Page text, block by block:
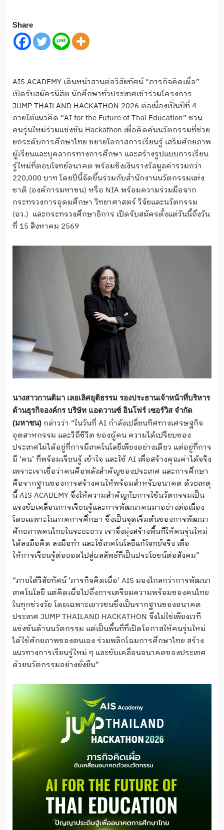
Share
AIS ACADEMY เดินหน้าสานต่อวิสัยทัศน์ “ภารกิจคิดเผื่อ”
เปิดรับสมัครนิสิต นักศึกษาทั่วประเทศเข้าร่วมโครงการ
JUMP THAILAND HACKATHON 2026 ต่อเนื่องเป็นปีที่ 4
ภายใต้แนวคิด “AI for the Future of Thai Education” ชวน
คนรุ่นใหม่ร่วมแข่งขัน Hackathon เพื่อคิดค้นนวัตกรรมที่ช่วย
ยกระดับการศึกษาไทย ขยายโอกาสการเรียนรู้ เสริมศักยภาพ
ผู้เรียนและบุคลากรทางการศึกษา และสร้างรูปแบบการเรียน
รู้ใหม่ที่ตอบโจทย์อนาคต พร้อมชิงเงินรางวัลมูลค่ารวมกว่า
220,000 บาท โดยปีนี้จัดขึ้นร่วมกับสำนักงานนวัตกรรมแห่ง
ชาติ (องค์การมหาชน) หรือ NIA พร้อมความร่วมมือจาก
กระทรวงการอุดมศึกษา วิทยาศาสตร์ วิจัยและนวัตกรรม
(อว.) และกระทรวงศึกษาธิการ เปิดรับสมัครตั้งแต่วันนี้ถึงวัน
ที่ 15 สิงหาคม 2569
นางสาวกานติมา เลอเลิศยุติธรรม รองประธานเจ้าหน้าที่บริหาร
ด้านธุรกิจองค์กร บริษัท แอดวานซ์ อินโฟร์ เซอร์วิส จำกัด
(มหาชน) กล่าวว่า “ในวันที่ AI กำลังเปลี่ยนทิศทางเศรษฐกิจ
อุตสาหกรรม และวิถีชีวิต ของผู้คน ความได้เปรียบของ
ประเทศไม่ได้อยู่ที่การมีเทคโนโลยีเพียงอย่างเดียว แต่อยู่ที่การ
มี ‘คน’ ที่พร้อมเรียนรู้ เข้าใจ และใช้ AI เพื่อสร้างคุณค่าได้จริง
เพราะเราเชื่อว่าคนคือพลังสำคัญของประเทศ และการศึกษา
คือรากฐานของการสร้างคนให้พร้อมสำหรับอนาคต ด้วยเหตุ
นี้ AIS ACADEMY จึงให้ความสำคัญกับการใช้นวัตกรรมเป็น
แรงขับเคลื่อนการเรียนรู้และการพัฒนาคนมาอย่างต่อเนื่อง
โดยเฉพาะในภาคการศึกษา ซึ่งเป็นจุดเริ่มต้นของการพัฒนา
ศักยภาพคนไทยในระยะยาว เราจึงมุ่งสร้างพื้นที่ให้คนรุ่นใหม่
ได้ลงมือคิด ลงมือทำ และใช้เทคโนโลยีแก้โจทย์จริง เพื่อ
ให้การเรียนรู้ต่อยอดไปสู่ผลลัพธ์ที่เป็นประโยชน์ต่อสังคม”
“ภายใต้วิสัยทัศน์ ‘ภารกิจคิดเผื่อ’ AIS มองไกลกว่าการพัฒนา
เทคโนโลยี แต่คิดเผื่อไปถึงการเตรียมความพร้อมของคนไทย
ในทุกช่วงวัย โดยเฉพาะเยาวชนซึ่งเป็นรากฐานของอนาคต
ประเทศ JUMP THAILAND HACKATHON จึงไม่ใช่เพียงเวที
แข่งขันด้านนวัตกรรม แต่เป็นพื้นที่ที่เปิดโอกาสให้คนรุ่นใหม่
ได้ใช้ศักยภาพของตนเอง ร่วมพลิกโฉมการศึกษาไทย สร้าง
แนวทางการเรียนรู้ใหม่ ๆ และขับเคลื่อนอนาคตของประเทศ
ด้วยนวัตกรรมอย่างยั่งยืน”